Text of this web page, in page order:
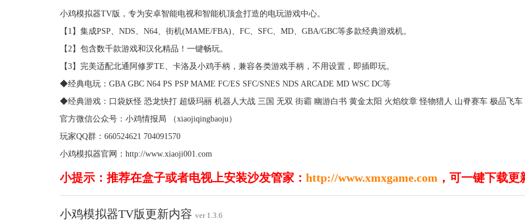
小鸡模拟器TV版，专为安卓智能电视和智能机顶盒打造的电玩游戏中心。
【1】集成PSP、NDS、N64、街机(MAME/FBA)、FC、SFC、MD、GBA/GBC等多款经典游戏机。
【2】包含数千款游戏和汉化精品！一键畅玩。
【3】完美适配北通阿修罗TE、卡洛及小鸡手柄，兼容各类游戏手柄，不用设置，即插即玩。
◆经典电玩：GBA GBC N64 PS PSP MAME FC/ES SFC/SNES NDS ARCADE MD WSC DC等
◆经典游戏：口袋妖怪 恐龙快打 超级玛丽 机器人大战 三国 无双 街霸 幽游白书 黄金太阳 火焰纹章 怪物猎人 山脊赛车 极品飞
官方微信公众号：小鸡情报局 （xiaojiqingbaoju）
玩家QQ群：660524621 704091570
小鸡模拟器官网：http://www.xiaoji001.com
小提示：推荐在盒子或者电视上安装沙发管家： http://www.xmxgame.com ，可一键下载
小鸡模拟器TV版更新内容 ver 1.3.6